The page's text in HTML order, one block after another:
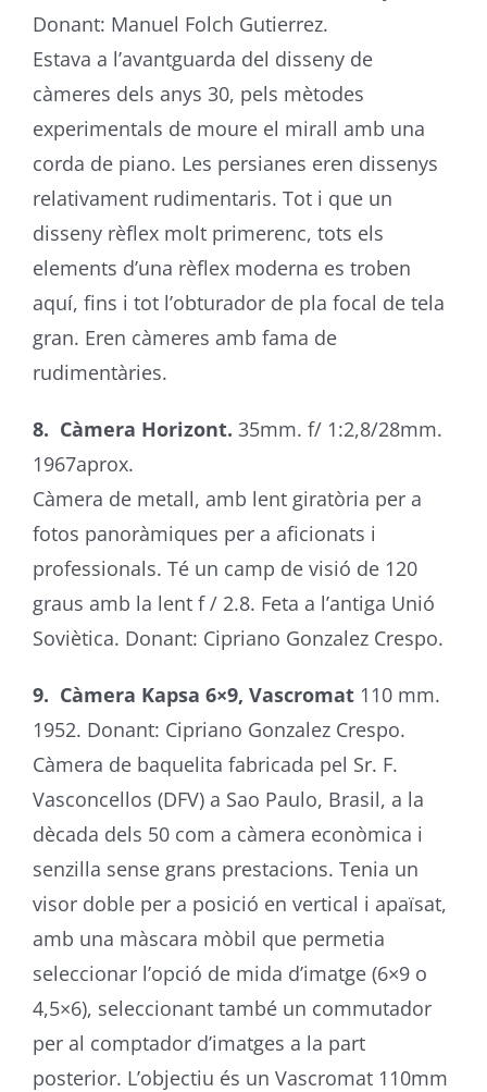
Donant: Manuel Folch Gutierrez.
Estava a l’avantguarda del disseny de
càmeres dels anys 30, pels mètodes
experimentals de moure el mirall amb una
corda de piano. Les persianes eren dissenys
relativament rudimentaris. Tot i que un
disseny rèflex molt primerenc, tots els
elements d’una rèflex moderna es troben
aquí, fins i tot l’obturador de pla focal de tela
gran. Eren càmeres amb fama de
rudimentàries.
8. Càmera Horizont. 35mm. f/ 1:2,8/28mm.
1967aprox.
Càmera de metall, amb lent giratòria per a
fotos panoràmiques per a aficionats i
professionals. Té un camp de visió de 120
graus amb la lent f / 2.8. Feta a l’antiga Unió
Soviètica. Donant: Cipriano Gonzalez Crespo.
9. Càmera Kapsa 6×9, Vascromat110 mm.
1952. Donant: Cipriano Gonzalez Crespo.
Càmera de baquelita fabricada pel Sr. F.
Vasconcellos (DFV) a Sao Paulo, Brasil, a la
dècada dels 50 com a càmera econòmica i
senzilla sense grans prestacions. Tenia un
visor doble per a posició en vertical i apaïsat,
amb una màscara mòbil que permetia
seleccionar l’opció de mida d’imatge (6×9 o
4,5×6), seleccionant també un commutador
per al comptador d’imatges a la part
posterior. L’objectiu és un Vascromat 110mm